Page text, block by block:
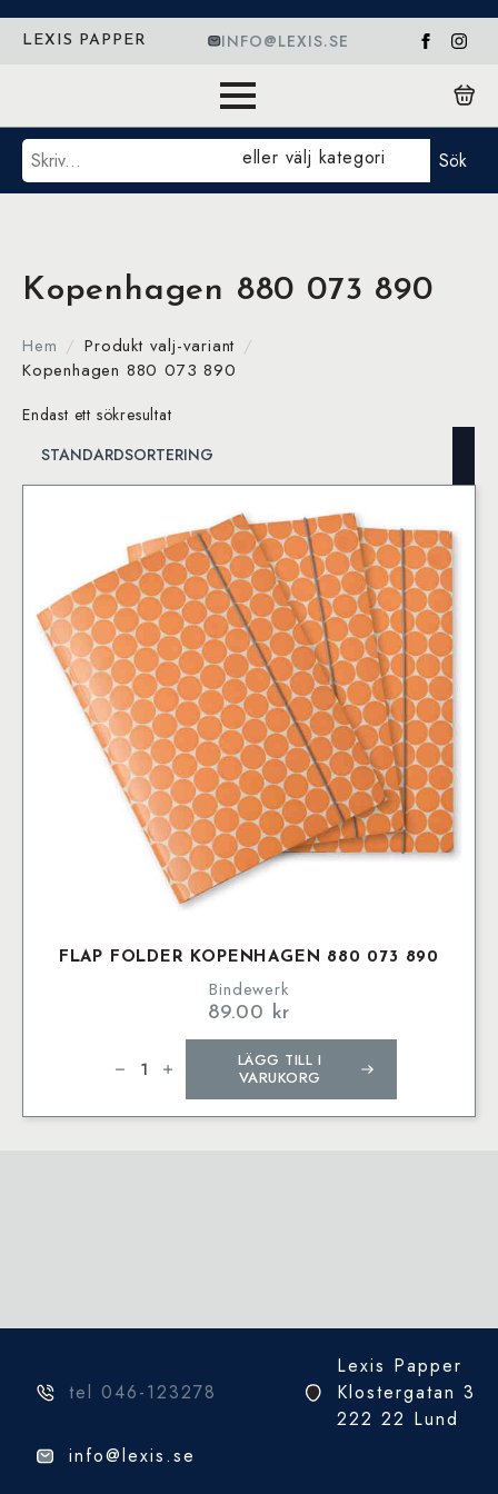
LEXIS PAPPER INFO@LEXIS.SE
Sök eller välj kategori Sök
Kopenhagen 880 073 890
Hem
Produkt valj-variant
Kopenhagen 880 073 890
Endast ett sökresultat
FLAP FOLDER KOPENHAGEN 880 073 890
Bindewerk
89.00 kr
Folder
Kopenhagen
890
LÄGG TILL I
VARUKORG
tel 046-123278
Lexis Papper
Klostergatan 3
222 22 Lund
info@lexis.se